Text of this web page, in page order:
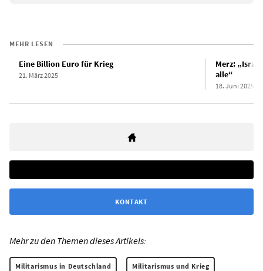
MEHR LESEN
Eine Billion Euro für Krieg
21. März 2025
Merz:
alle“
18. Juni 2025
KONTAKT
Mehr zu den Themen dieses Artikels:
Militarismus in Deutschland Militarismus und Krieg